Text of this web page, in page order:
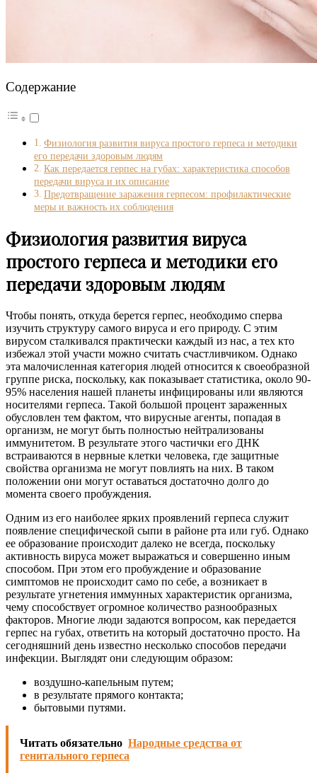
Содержание
Физиология развития вируса простого герпеса и методики
его передачи здоровым людям
Как передается герпес на губах: характеристика способов
передачи вируса и их описание
Предотвращение заражения герпесом: профилактические
меры и важность их соблюдения
Физиология развития вируса
простого герпеса и методики его
передачи здоровым людям
Чтобы понять, откуда берется герпес, необходимо сперва
изучить структуру самого вируса и его природу. С этим
вирусом сталкивался практически каждый из нас, а тех кто
избежал этой участи можно считать счастливчиком. Однако
эта малочисленная категория людей относится к своеобразной
группе риска, поскольку, как показывает статистика, около 90-
95% населения нашей планеты инфицированы или являются
носителями герпеса. Такой большой процент зараженных
обусловлен тем фактом, что вирусные агенты, попадая в
организм, не могут быть полностью нейтрализованы
иммунитетом. В результате этого частички его ДНК
встраиваются в нервные клетки человека, где защитные
свойства организма не могут повлиять на них. В таком
положении они могут оставаться достаточно долго до
момента своего пробуждения.
Одним из его наиболее ярких проявлений герпеса служит
появление специфической сыпи в районе рта или губ. Однако
ее образование происходит далеко не всегда, поскольку
активность вируса может выражаться и совершенно иным
способом. При этом его пробуждение и образование
симптомов не происходит само по себе, а возникает в
результате угнетения иммунных характеристик организма,
чему способствует огромное количество разнообразных
факторов. Многие люди задаются вопросом, как передается
герпес на губах, ответить на который достаточно просто. На
сегодняшний день известно несколько способов передачи
инфекции. Выглядят они следующим образом:
воздушно-капельным путем;
в результате прямого контакта;
бытовыми путями.
Читать обязательно Народные средства от
генитального герпеса